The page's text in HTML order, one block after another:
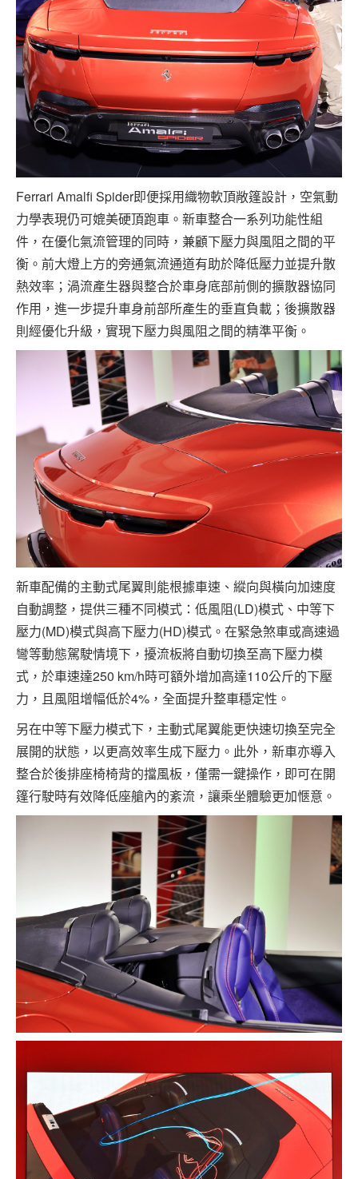
Ferrari Amalfi Spider即便採用織物軟頂敞篷設計，空氣動
力學表現仍可媲美硬頂跑車。新車整合一系列功能性組
件，在優化氣流管理的同時，兼顧下壓力與風阻之間的平
衡。前大燈上方的旁通氣流通道有助於降低壓力並提升散
熱效率；渦流產生器與整合於車身底部前側的擴散器協同
作用，進一步提升車身前部所產生的垂直負載；後擴散器
則經優化升級，實現下壓力與風阻之間的精準平衡。
新車配備的主動式尾翼則能根據車速、縱向與橫向加速度
自動調整，提供三種不同模式：低風阻(LD)模式、中等下
壓力(MD)模式與高下壓力(HD)模式。在緊急煞車或高速過
彎等動態駕駛情境下，擾流板將自動切換至高下壓力模
式，於車速達250 km/h時可額外增加高達110公斤的下壓
力，且風阻增幅低於4%，全面提升整車穩定性。
另在中等下壓力模式下，主動式尾翼能更快速切換至完全
展開的狀態，以更高效率生成下壓力。此外，新車亦導入
整合於後排座椅椅背的擋風板，僅需一鍵操作，即可在開
篷行駛時有效降低座艙內的紊流，讓乘坐體驗更加愜意。